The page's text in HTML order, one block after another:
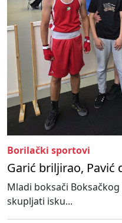
Borilački sportovi
Garić briljirao, Pavić
Mladi boksači
skupljati isku...